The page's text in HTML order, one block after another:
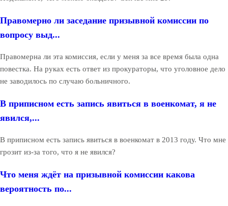
Правомерно ли заседание призывной комиссии по
вопросу выд...
Правомерна ли эта комиссия, если у меня за все время была одна
повестка. На руках есть ответ из прокураторы, что уголовное дело
не заводилось по случаю больничного.
В приписном есть запись явиться в военкомат, я не
явился,...
В приписном есть запись явиться в военкомат в 2013 году. Что мне
грозит из-за того, что я не явился?
Что меня ждёт на призывной комиссии какова
вероятность по...